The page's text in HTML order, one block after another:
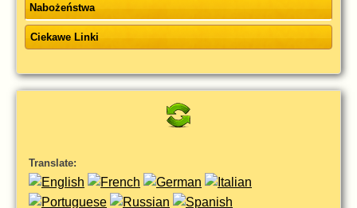
Nabożeństwa
Ciekawe Linki
Translate: